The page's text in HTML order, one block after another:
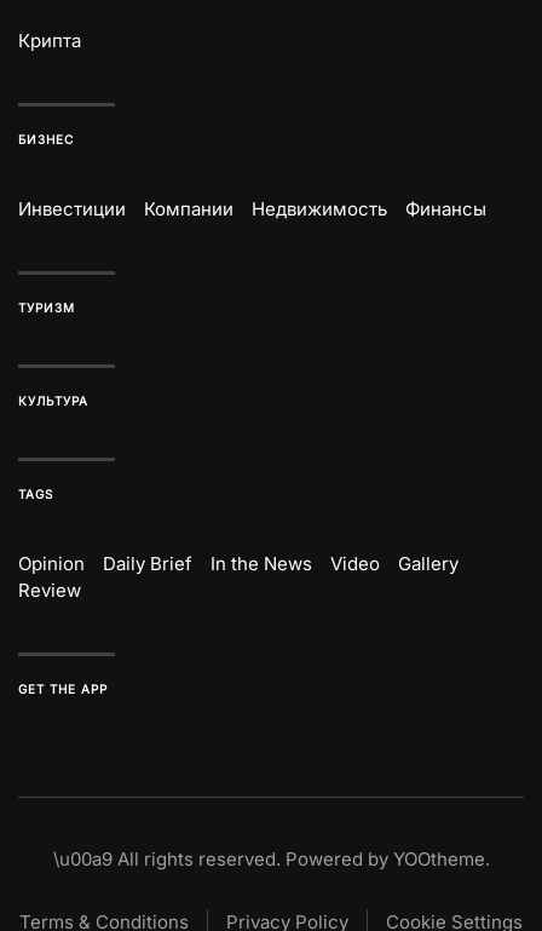
Крипта
БИЗНЕС
Инвестиции Компании Недвижимость Финансы
ТУРИЗМ
КУЛЬТУРА
TAGS
Opinion Daily Brief In the News Video
Gallery
Review
GET THE APP
\u00a9 All rights reserved. Powered by YOOtheme.
Terms & Conditions Privacy Policy Cookie Settings